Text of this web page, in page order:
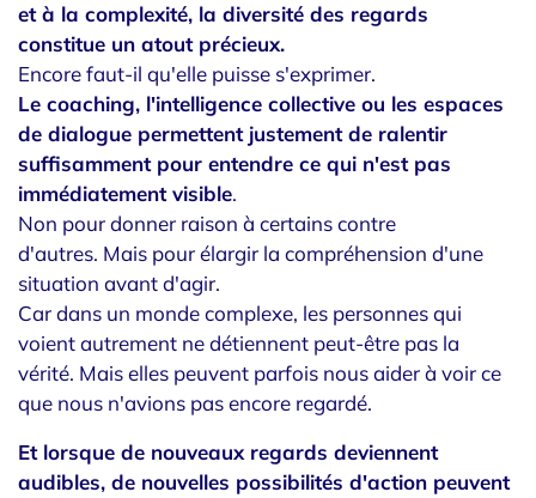
et à la complexité, la diversité des regards
constitue un atout précieux.
Encore faut-il qu'elle puisse s'exprimer.
Le coaching, l'intelligence collective ou les espaces
de dialogue permettent justement de ralentir
suffisamment pour entendre ce qui n'est pas
immédiatement visible.
Non pour donner raison à certains contre
d'autres. Mais pour élargir la compréhension d'une
situation avant d'agir.
Car dans un monde complexe, les personnes qui
voient autrement ne détiennent peut-être pas la
vérité. Mais elles peuvent parfois nous aider à voir ce
que nous n'avions pas encore regardé.
Et lorsque de nouveaux regards deviennent
audibles, de nouvelles possibilités d'action peuvent